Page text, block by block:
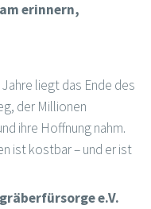
erinnern,
liegt das Ende des
der Millionen
ihre Hoffnung nahm.
ist kostbar – und er ist
e.V.